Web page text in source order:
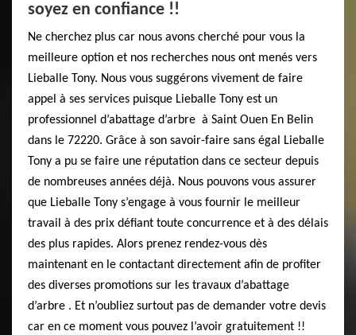
soyez en confiance !!
Ne cherchez plus car nous avons cherché pour vous la
meilleure option et nos recherches nous ont menés vers
Lieballe Tony. Nous vous suggérons vivement de faire
appel à ses services puisque Lieballe Tony est un
professionnel d’abattage d’arbre à Saint Ouen En Belin
dans le 72220. Grâce à son savoir-faire sans égal Lieballe
Tony a pu se faire une réputation dans ce secteur depuis
de nombreuses années déjà. Nous pouvons vous assurer
que Lieballe Tony s’engage à vous fournir le meilleur
travail à des prix défiant toute concurrence et à des délais
des plus rapides. Alors prenez rendez-vous dès
maintenant en le contactant directement afin de profiter
des diverses promotions sur les travaux d’abattage
d’arbre . Et n’oubliez surtout pas de demander votre devis
car en ce moment vous pouvez l’avoir gratuitement !!